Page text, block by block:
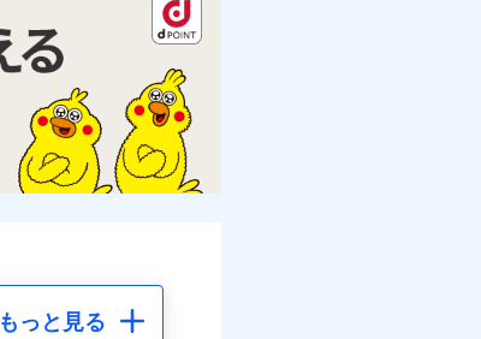
もっと見る